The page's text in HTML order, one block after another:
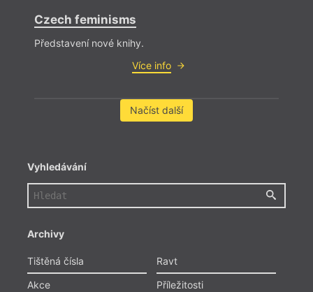
Czech feminisms
Představení nové knihy.
Více info
Načíst další
Vyhledávání
Archivy
Tištěná čísla
Ravt
Akce
Příležitosti